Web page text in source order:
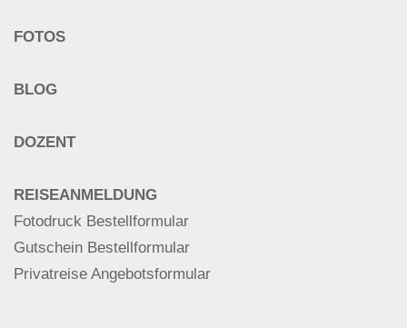
FOTOS
BLOG
DOZENT
REISEANMELDUNG
Fotodruck Bestellformular
Gutschein Bestellformular
Privatreise Angebotsformular